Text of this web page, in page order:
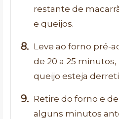
restante de
e queijos.
Leve ao forno pré-
de 20 a 25
queijo esteja
Retire do forno e
alguns minutos